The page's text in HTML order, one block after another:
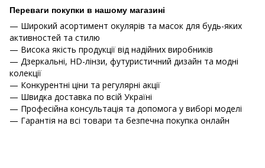
Переваги покупки в нашому магазині
— Широкий асортимент окулярів та масок для будь-яких
активностей та стилю
— Висока якість продукції від надійних виробників
— Дзеркальні, HD-лінзи, футуристичний дизайн та модні
колекції
— Конкурентні ціни та регулярні акції
— Швидка доставка по всій Україні
— Професійна консультація та допомога у виборі моделі
— Гарантія на всі товари та безпечна покупка онлайн